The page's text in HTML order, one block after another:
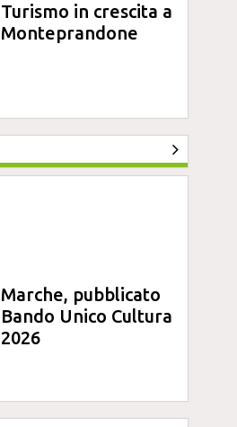
Turismo in crescita a
Monteprandone
Marche, pubblicato
Bando Unico Cultura
2026